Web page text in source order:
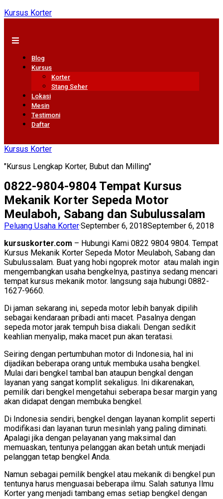
Kursus Korter
Blog
Kursus
Korter
Stang Seher
Lokasi
Mesin
Testimoni
Daftar
Kursus Korter
"Kursus Lengkap Korter, Bubut dan Milling"
0822-9804-9804 Tempat Kursus
Mekanik Korter Sepeda Motor
Meulaboh, Sabang dan Subulussalam
Peluang Usaha Korter·September 6, 2018September 6, 2018
kursuskorter.com – Hubungi Kami 0822 9804 9804. Tempat
Kursus Mekanik Korter Sepeda Motor Meulaboh, Sabang dan
Subulussalam. Buat yang hobi ngoprek motor atau malah ingin
mengembangkan usaha bengkelnya, pastinya sedang mencari
tempat kursus mekanik motor. langsung saja hubungi 0882-
1627-9660.
Di jaman sekarang ini, sepeda motor lebih banyak dipilih
sebagai kendaraan pribadi anti macet. Pasalnya dengan
sepeda motor jarak tempuh bisa diakali. Dengan sedikit
keahlian menyalip, maka macet pun akan teratasi.
Seiring dengan pertumbuhan motor di Indonesia, hal ini
dijadikan beberapa orang untuk membuka usaha bengkel.
Mulai dari bengkel tambal ban ataupun bengkal dengan
layanan yang sangat komplit sekaligus. Ini dikarenakan,
pemilik dari bengkel mengetahui seberapa besar margin yang
akan didapat dengan membuka bengkel.
Di Indonesia sendiri, bengkel dengan layanan komplit seperti
modifikasi dan layanan turun mesinlah yang paling diminati.
Apalagi jika dengan pelayanan yang maksimal dan
memuaskan, tentunya pelanggan akan betah untuk menjadi
pelanggan tetap bengkel Anda.
Namun sebagai pemilik bengkel atau mekanik di bengkel pun
tentunya harus menguasai beberapa ilmu. Salah satunya Ilmu
Korter yang menjadi tambang emas setiap bengkel dengan